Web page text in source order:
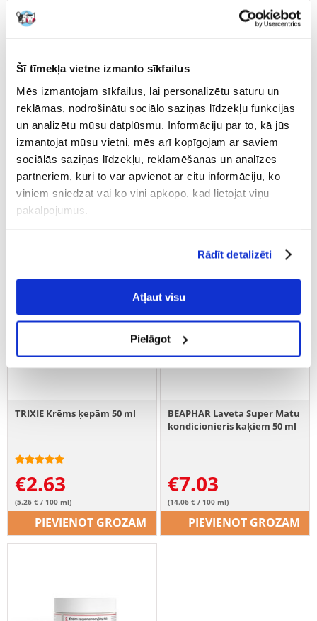
Šī tīmekļa vietne izmanto sīkfailus
Mēs izmantojam sīkfailus, lai personalizētu saturu un
reklāmas, nodrošinātu sociālo saziņas līdzekļu funkcijas
un analizētu mūsu datplūsmu. Informāciju par to, kā jūs
izmantojat mūsu vietni, mēs arī kopīgojam ar saviem
sociālās saziņas līdzekļu, reklamēšanas un analīzes
partneriem, kuri to var apvienot ar citu informāciju, ko
viņiem sniedzat vai ko viņi apkopo, kad lietojat viņu
pakalpojumus.
Rādīt detalizēti
Atļaut visu
Pielāgot
€10.98
PIEVIENOT GROZAM
€12.77
PIEVIENOT GROZAM
TRIXIE Krēms ķepām 50 ml
€2.63
(5.26 € / 100 ml)
PIEVIENOT GROZAM
BEAPHAR Laveta Super Matu
kondicionieris kaķiem 50 ml
€7.03
(14.06 € / 100 ml)
PIEVIENOT GROZAM